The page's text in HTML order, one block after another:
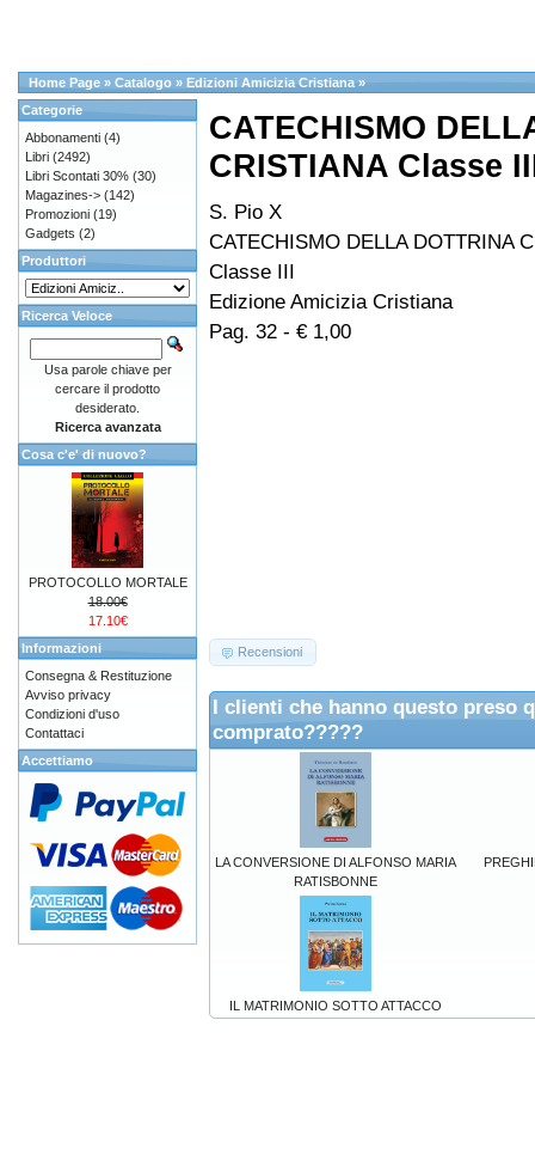
Home Page » Catalogo » Edizioni Amicizia Cristiana »
CATECHISMO
CRISTIANA Classe
S. Pio X
CATECHISMO DELLA DOTTRINA
Classe III
Edizione Amicizia Cristiana
Pag. 32 - € 1,00
Recensioni
I clienti che hanno questo preso
comprato?????
LA CONVERSIONE DI ALFONSO MARIA
RATISBONNE
IL MATRIMONIO SOTTO ATTACCO
Categorie
Abbonamenti (4)
Libri (2492)
Libri Scontati 30% (30)
Magazines-> (142)
Promozioni (19)
Gadgets (2)
Produttori
Ricerca Veloce
Usa parole chiave per
cercare il prodotto
desiderato.
Ricerca avanzata
Cosa c'e' di nuovo?
PROTOCOLLO MORTALE
18.00€
17.10€
Informazioni
Consegna & Restituzione
Avviso privacy
Condizioni d'uso
Contattaci
Accettiamo